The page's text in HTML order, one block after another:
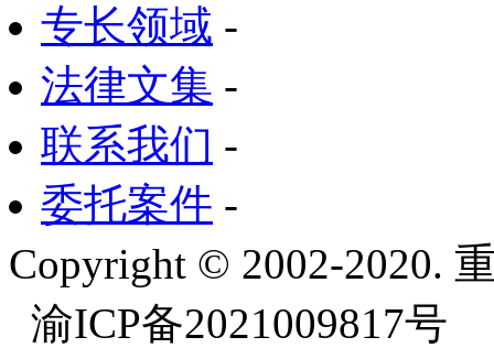
专长领域 -
法律文集 -
联系我们 -
委托案件 -
Copyright © 2002-2020.
渝ICP备2021009817号